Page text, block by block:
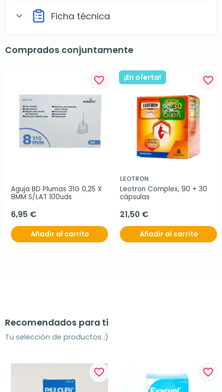
expand_more Ficha técnica
Comprados conjuntamente
favorite_border
Aguja BD Plumas 31G 0,25 X
8MM S/LAT 100uds
6,95 €
Añadir al carrito
¡En oferta! favorite_border
LEOTRON
Leotron Complex, 90 + 30
cápsulas
21,50 €
Añadir al carrito
Recomendados para ti
Tu selección de productos ;)
favorite_border favorite_border